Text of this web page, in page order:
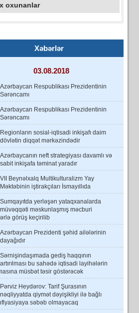
oxunanlar
Xəbərlər
03.08.2018
Azərbaycan Respublikası Prezidentinin
Sərəncamı
Azərbaycan Respublikası Prezidentinin
Sərəncamı
Regionların sosial-iqtisadi inkişafı daim
dövlətin diqqət mərkəzindədir
Azərbaycanın neft strategiyası davamlı və
sabit inkişafa təminat yaradır
VII Beynəlxalq Multikulturalizm Yay
Məktəbinin iştirakçıları İsmayıllıda
Sumqayıtda yerləşən yataqxanalarda
müvəqqəti məskunlaşmış məcburi
görüş keçirilib
Azərbaycan Prezidenti şəhid ailələrinin
dayağıdır
Sərnişindaşımada gediş haqqının
artırılması bu sahədə iqtisadi layihələrin
müsbət təsir göstərəcək
Pərviz Heydərov: Tarif Şurasının
nəqliyyatda qiymət dəyişikliyi ilə bağlı
səbəb olmayacaq